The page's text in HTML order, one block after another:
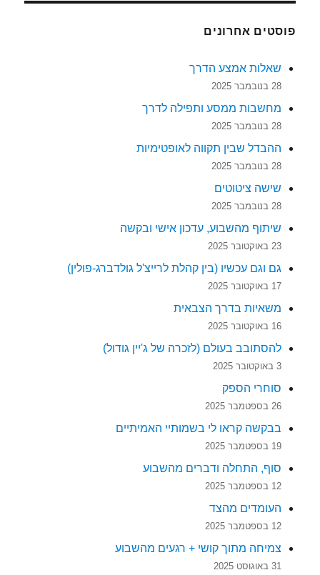
פוסטים אחרונים
שאלות אמצע הדרך
28 בנובמבר 2025
מחשבות ממסע ותפילה לדרך
28 בנובמבר 2025
ההבדל שבין תקווה לאופטימיות
28 בנובמבר 2025
שישה ציטוטים
28 בנובמבר 2025
שיתוף מהשבוע, עדכון אישי ובקשה
23 באוקטובר 2025
גם וגם עכשיו (בין קהלת לרייצ'ל גולדברג-פולין)
17 באוקטובר 2025
משאיות בדרך הצבאית
16 באוקטובר 2025
להסתובב בעולם (לזכרה של ג'יין גודול)
3 באוקטובר 2025
סוחרי הספק
26 בספטמבר 2025
בבקשה קראו לי בשמותיי האמיתיים
19 בספטמבר 2025
סוף, התחלה ודברים מהשבוע
12 בספטמבר 2025
העומדים מהצד
12 בספטמבר 2025
צמיחה מתוך קושי + רגעים מהשבוע
31 באוגוסט 2025